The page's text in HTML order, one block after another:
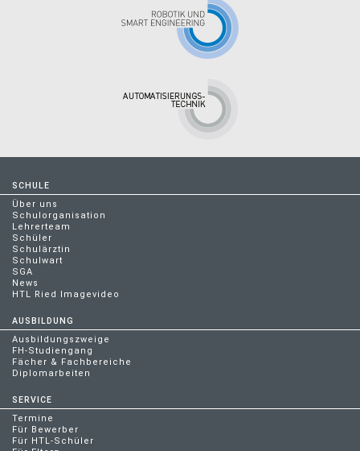
SCHULE
Über uns
Schulorganisation
Lehrerteam
Schüler
Schulärztin
Schulwart
SGA
News
HTL Ried Imagevideo
AUSBILDUNG
Ausbildungszweige
FH-Studiengang
Fächer & Fachbereiche
Diplomarbeiten
SERVICE
Termine
Für Bewerber
Für HTL-Schüler